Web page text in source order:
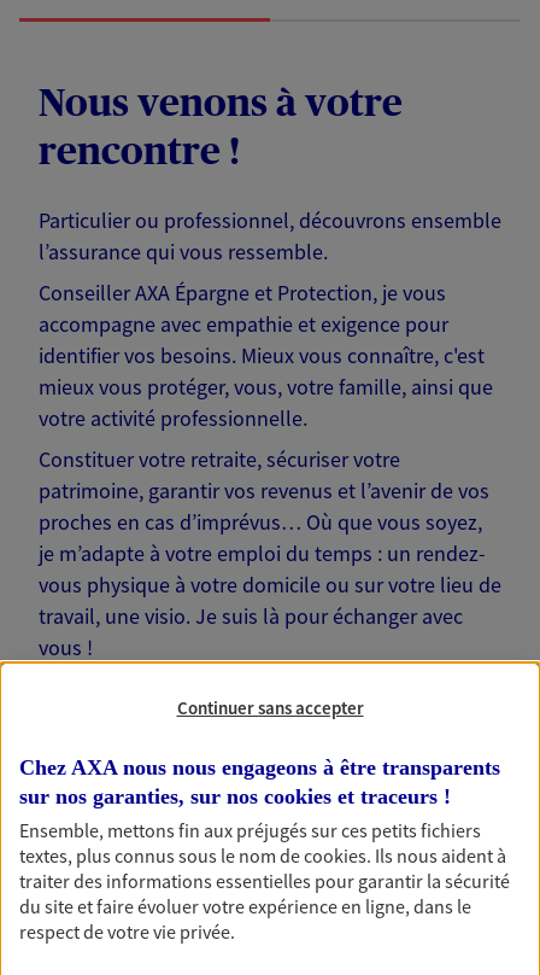
Nous venons à votre
rencontre !
Particulier ou professionnel, découvrons ensemble
l’assurance qui vous ressemble.
Conseiller AXA Épargne et Protection, je vous
accompagne avec empathie et exigence pour
identifier vos besoins. Mieux vous connaître, c'est
mieux vous protéger, vous, votre famille, ainsi que
votre activité professionnelle.
Constituer votre retraite, sécuriser votre
patrimoine, garantir vos revenus et l’avenir de vos
proches en cas d’imprévus… Où que vous soyez,
je m’adapte à votre emploi du temps : un rendez-
vous physique à votre domicile ou sur votre lieu de
travail, une visio. Je suis là pour échanger avec
vous !
Nos offres phares
Épargne
Réalisez vos projets grâce à votre épargne : achat
Continuer sans accepter
Chez AXA nous nous engageons à être transparents
sur nos garanties, sur nos cookies et traceurs !
Ensemble, mettons fin aux préjugés sur ces petits fichiers
textes, plus connus sous le nom decookies. Ils nous aident à
traiter des informations essentielles pour garantir la sécurité
du site et faire évoluer votre expérience en ligne, dans le
respect de votre vie privée.